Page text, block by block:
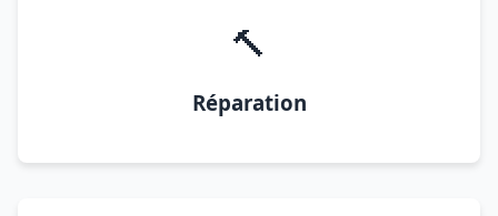
🔨
Réparation